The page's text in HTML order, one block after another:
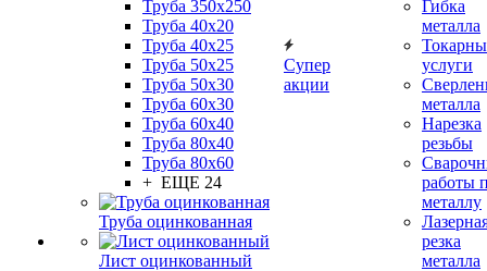
Труба 350x250
Труба 40x20
Труба 40x25
Труба 50x25
Труба 50x30
Труба 60x30
Труба 60x40
Труба 80x40
Труба 80x60
+ ЕЩЕ 24
Труба оцинкованная
Лист оцинкованный
Супер
акции
Гибка
металла
услуги
металла
Нарезка
резьбы
работы
металлу
резка
металла